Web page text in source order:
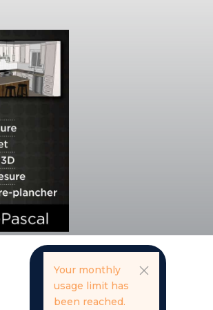
Your monthly
usage limit has
been reached.